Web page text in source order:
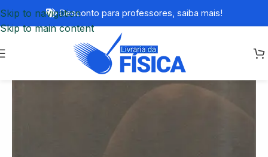
Skip to navigation
Skip to main content
Desconto para professores, saiba mais!